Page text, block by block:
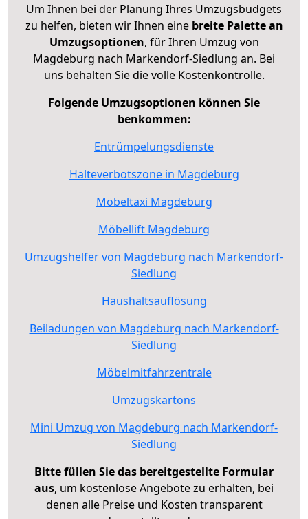
Um Ihnen bei der Planung Ihres Umzugsbudgets
zu helfen, bieten wir Ihnen eine breite Palette an
Umzugsoptionen, für Ihren Umzug von
Magdeburg nach Markendorf-Siedlung an. Bei
uns behalten Sie die volle Kostenkontrolle.
Folgende Umzugsoptionen können Sie
benkommen:
Entrümpelungsdienste
Halteverbotszone in Magdeburg
Möbeltaxi Magdeburg
Möbellift Magdeburg
Umzugshelfer von Magdeburg nach Markendorf-
Siedlung
Haushaltsauflösung
Beiladungen von Magdeburg nach Markendorf-
Siedlung
Möbelmitfahrzentrale
Umzugskartons
Mini Umzug von Magdeburg nach Markendorf-
Siedlung
Bitte füllen Sie das bereitgestellte Formular
aus, um kostenlose Angebote zu erhalten, bei
denen alle Preise und Kosten transparent